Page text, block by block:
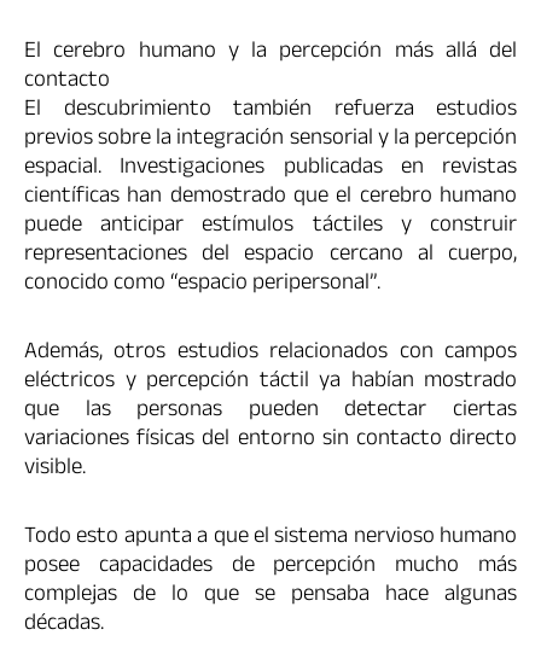
El cerebro humano y la percepción más allá del
contacto
El descubrimiento también refuerza estudios
previos sobre la integración sensorial y la percepción
espacial. Investigaciones publicadas en revistas
científicas han demostrado que el cerebro humano
puede anticipar estímulos táctiles y construir
representaciones del espacio cercano al cuerpo,
conocido como “espacio peripersonal”.
Además, otros estudios relacionados con campos
eléctricos y percepción táctil ya habían mostrado
que las personas pueden detectar ciertas
variaciones físicas del entorno sin contacto directo
visible.
Todo esto apunta a que el sistema nervioso humano
posee capacidades de percepción mucho más
complejas de lo que se pensaba hace algunas
décadas.